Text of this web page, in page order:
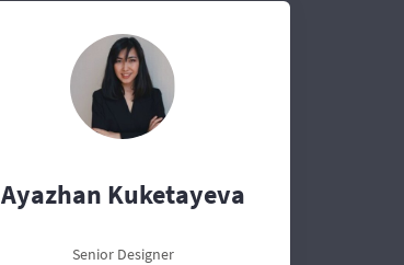
Ayazhan Kuketayeva
Senior Designer